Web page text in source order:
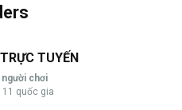
TUYẾN
người chơi
11 quốc gia